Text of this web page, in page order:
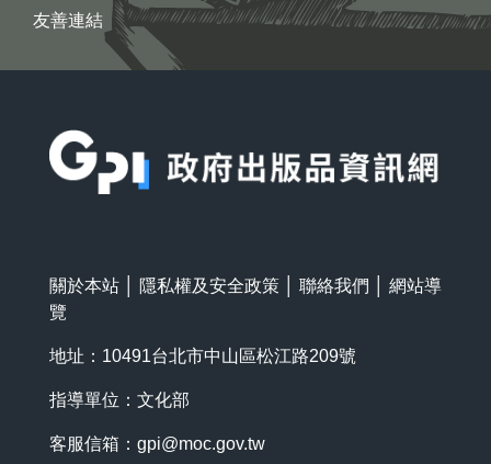
友善連結
關於本站 隱私權及安全政策 聯絡我們
網站導
覽
地址：10491台北市中山區松江路209號
指導單位：文化部
客服信箱： gpi@moc.gov.tw